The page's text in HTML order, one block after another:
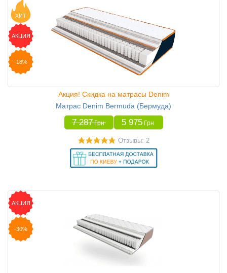
ХИТ
АКЦИЯ
-18%
Акция! Скидка на матрасы Denim
Матрас Denim Bermuda (Бермуда)
7 287 Грн 5 975 Грн
Отзывы: 2
АКЦИЯ
-30%